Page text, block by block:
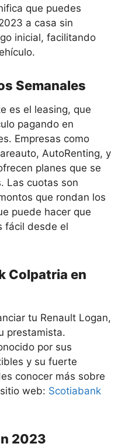
que puedes
a casa sin
inicial, facilitando
Semanales
es el leasing, que
pagando en
Empresas como
AutoRenting, y
planes que se
Las cuotas son
que rondan los
puede hacer que
fácil desde el
Colpatria en
tu Renault Logan,
prestamista.
por sus
y su fuerte
conocer más sobre
web: Scotiabank
2023